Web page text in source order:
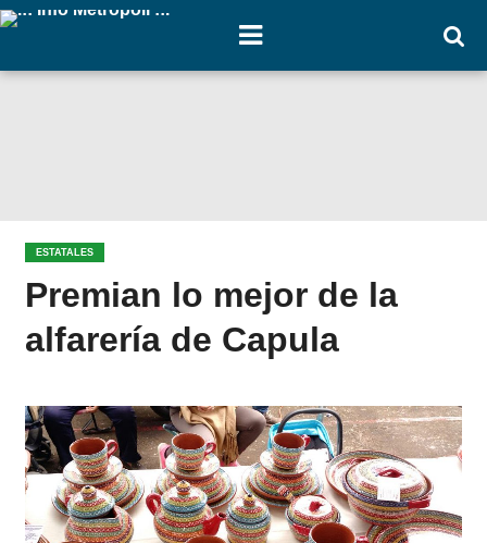
ESTATALES
Premian lo mejor de la
alfarería de Capula